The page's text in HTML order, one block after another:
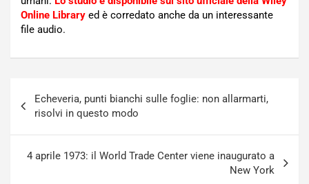
Online Library ed è corredato anche da un interessante
file audio.
articoli
Echeveria, punti bianchi sulle foglie: non allarmarti,
risolvi in questo modo
4 aprile 1973: il World Trade Center viene inaugurato a
New York